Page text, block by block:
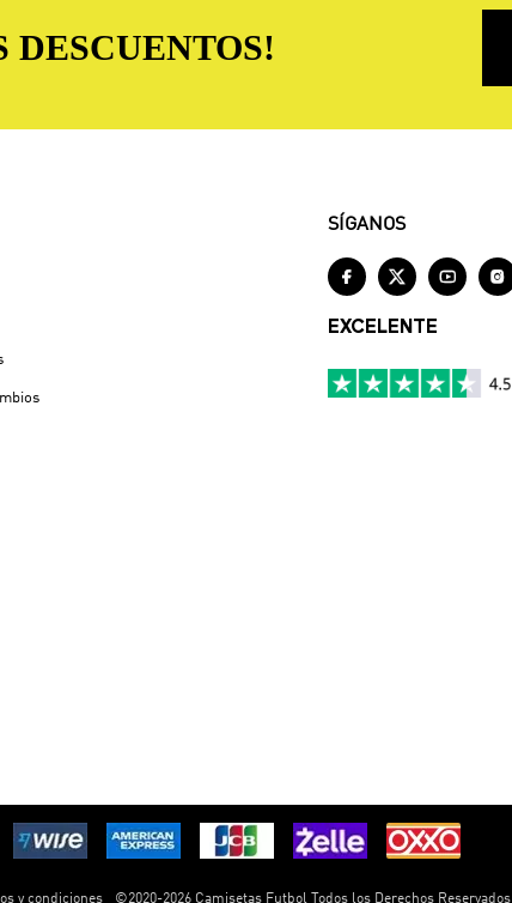
DESCUENTOS!
SÍGANOS
   
EXCELENTE
y condiciones ©2020-2026 Camisetas Futbol Todos los Derechos Reservados